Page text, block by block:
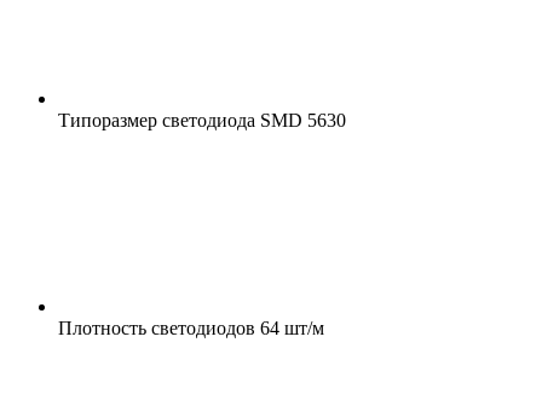
Типоразмер светодиода SMD 5630
Плотность светодиодов 64 шт/м